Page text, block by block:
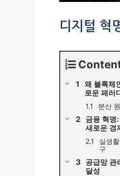
디지털 혁
왜 블록체
로운 패러
분산
금융 혁명
새로운 경
실생
구
공급망 관
달성